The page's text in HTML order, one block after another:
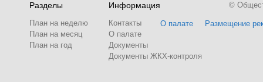
Разделы
План на неделю
План на месяц
План на год
Информация
Контакты
О палате
Документы
Документы ЖКХ-контроля
О палате Размещение
©